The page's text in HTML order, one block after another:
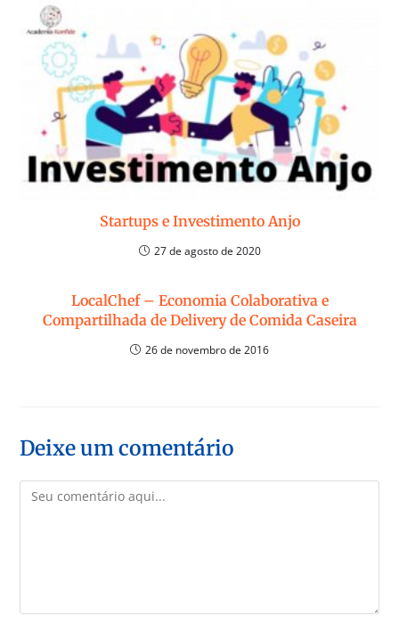
Startups e Investimento Anjo
27 de agosto de 2020
LocalChef – Economia Colaborativa e
Compartilhada de Delivery de Comida Caseira
26 de novembro de 2016
Deixe um comentário